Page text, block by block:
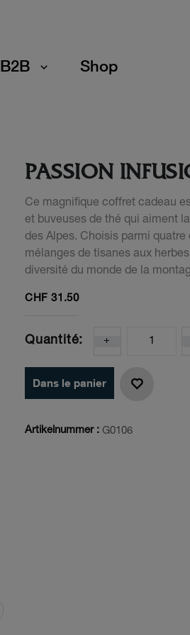
B2B Shop
PASSION
Ce magnifique coffret cadeau
et buveuses de thé qui aiment
des Alpes. Choisis parmi
mélanges de tisanes aux
diversité du monde de la
CHF31.50
Quantité:
Dans le panier
Artikelnummer : G0106